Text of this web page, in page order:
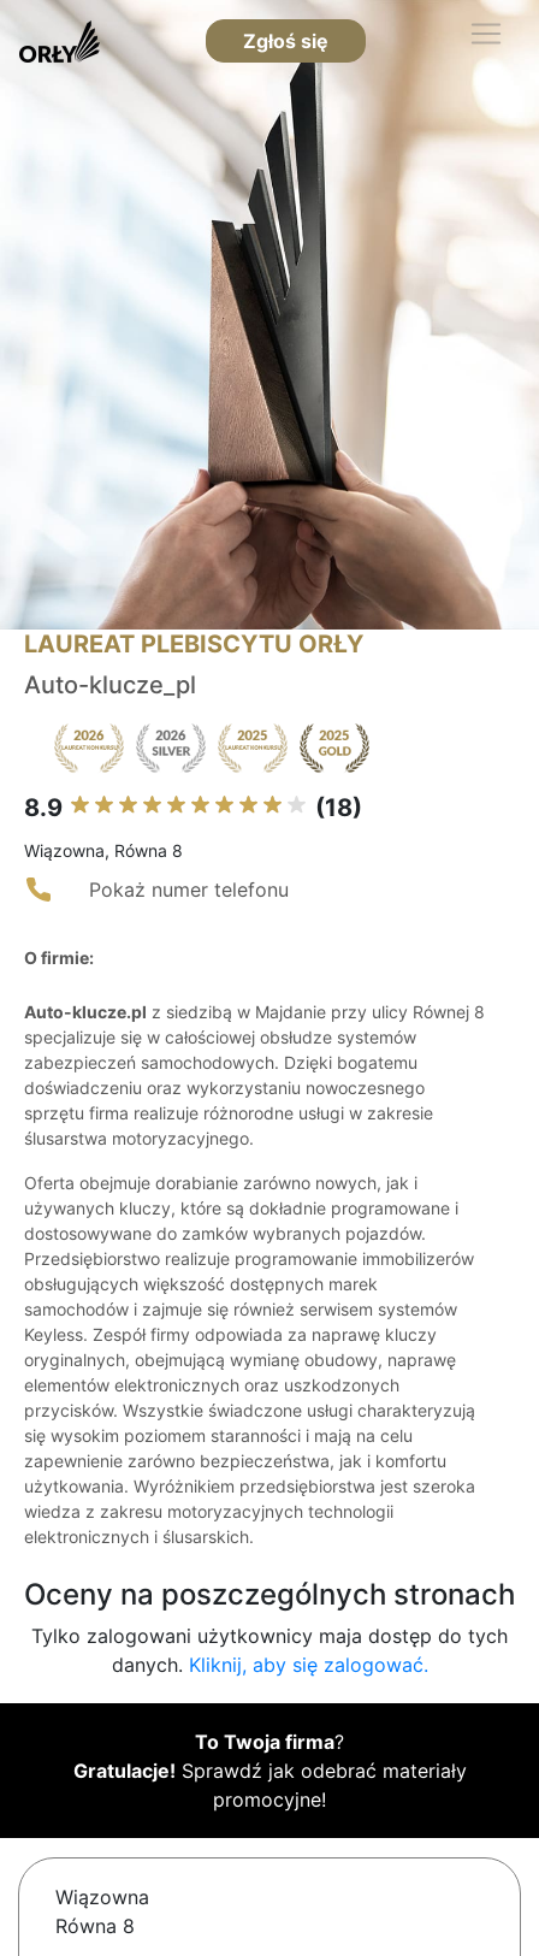
Zgłoś się
LAUREAT PLEBISCYTU ORŁY
Auto-klucze_pl
8.9 (18)
Wiązowna, Równa 8
Pokaż numer telefonu
O firmie:
Auto-klucze.pl z siedzibą w Majdanie przy ulicy Równej 8
specjalizuje się w całościowej obsłudze systemów
zabezpieczeń samochodowych. Dzięki bogatemu
doświadczeniu oraz wykorzystaniu nowoczesnego
sprzętu firma realizuje różnorodne usługi w zakresie
ślusarstwa motoryzacyjnego.
Oferta obejmuje dorabianie zarówno nowych, jak i
używanych kluczy, które są dokładnie programowane i
dostosowywane do zamków wybranych pojazdów.
Przedsiębiorstwo realizuje programowanie immobilizerów
obsługujących większość dostępnych marek
samochodów i zajmuje się również serwisem systemów
Keyless. Zespół firmy odpowiada za naprawę kluczy
oryginalnych, obejmującą wymianę obudowy, naprawę
elementów elektronicznych oraz uszkodzonych
przycisków. Wszystkie świadczone usługi charakteryzują
się wysokim poziomem staranności i mają na celu
zapewnienie zarówno bezpieczeństwa, jak i komfortu
użytkowania. Wyróżnikiem przedsiębiorstwa jest szeroka
wiedza z zakresu motoryzacyjnych technologii
elektronicznych i ślusarskich.
Oceny na poszczególnych stronach
Tylko zalogowani użytkownicy maja dostęp do tych
danych. Kliknij, aby się zalogować.
To Twoja firma?
Gratulacje! Sprawdź jak odebrać materiały
promocyjne!
Wiązowna
Równa 8